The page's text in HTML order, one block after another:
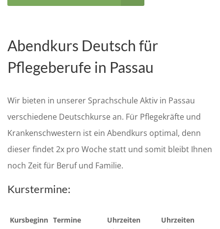
Abendkurs Deutsch für
Pflegeberufe in Passau
Wir bieten in unserer Sprachschule Aktiv in Passau
verschiedene Deutschkurse an. Für Pflegekräfte und
Krankenschwestern ist ein Abendkurs optimal, denn
dieser findet 2x pro Woche statt und somit bleibt Ihnen
noch Zeit für Beruf und Familie.
Kurstermine:
Kursbeginn Termine
Uhrzeiten
Uhrzeiten